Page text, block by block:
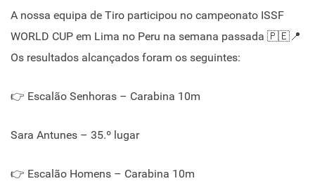
A nossa equipa de Tiro participou no campeonato ISSF
WORLD CUP em Lima no Peru na semana passada 🇵🇪📍
Os resultados alcançados foram os seguintes:
👉 Escalão Senhoras – Carabina 10m
Sara Antunes – 35.º lugar
👉 Escalão Homens – Carabina 10m